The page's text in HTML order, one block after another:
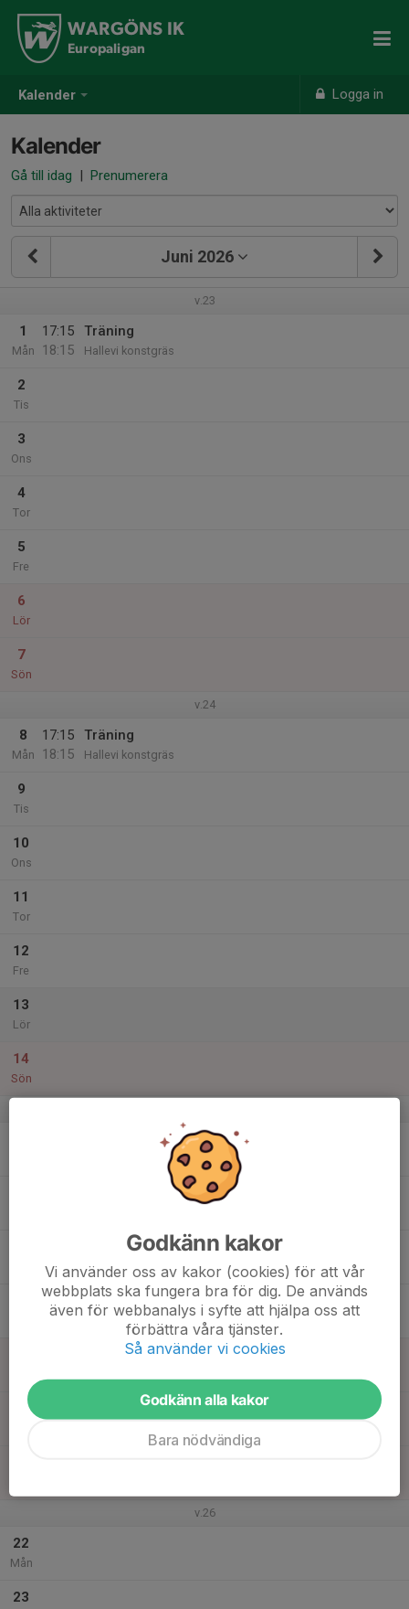
Kalender Logga in
WARGÖNS IK
Europaligan
Kalender
Gå till idag | Prenumerera
Juni 2026
v.23
1
Mån
17:15
18:15
Träning
Hallevi konstgräs
2
Tis
3
Ons
4
Tor
5
Fre
6
Lör
7
Sön
v.24
8
Mån
17:15
18:15
Träning
Hallevi konstgräs
9
Tis
10
Ons
11
Tor
12
Fre
13
Lör
14
Sön
20
v.26
22
Mån
23
Godkänn kakor
Vi använder oss av kakor (cookies) för att vår
webbplats ska fungera bra för dig. De används
även för webbanalys i syfte att hjälpa oss att
förbättra våra tjänster.
Så använder vi cookies
Godkänn alla kakor
Bara nödvändiga